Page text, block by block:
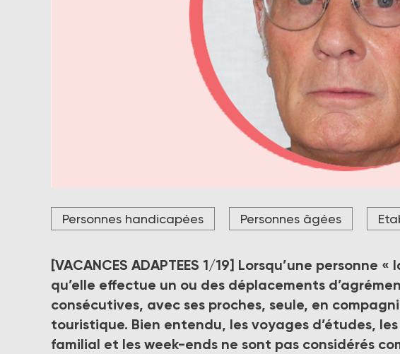
« Lorsque toutes ces personnes décident de “larguer les amarres”,
mérité, pour oublier pendant quelques instants un quotidien
Crédit photo DR
Personnes handicapées Personnes âgées
[VACANCES ADAPTEES 1/19] Lorsqu’une personne
qu’elle effectue un ou des déplacements
consécutives, avec ses proches, seule, en
touristique. Bien entendu, les voyages d’études,
familial et les week-ends ne sont pas considérés